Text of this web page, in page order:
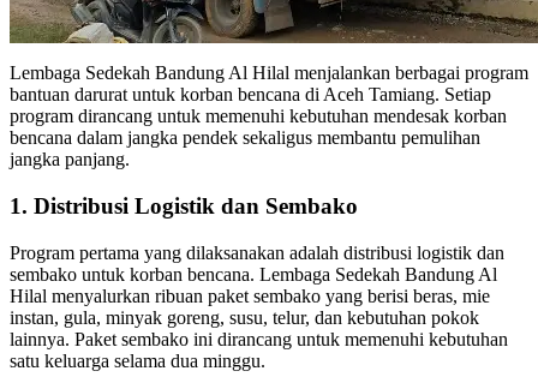
Lembaga Sedekah Bandung Al Hilal menjalankan berbagai program
bantuan darurat untuk korban bencana di Aceh Tamiang. Setiap
program dirancang untuk memenuhi kebutuhan mendesak korban
bencana dalam jangka pendek sekaligus membantu pemulihan
jangka panjang.
1. Distribusi Logistik dan Sembako
Program pertama yang dilaksanakan adalah distribusi logistik dan
sembako untuk korban bencana. Lembaga Sedekah Bandung Al
Hilal menyalurkan ribuan paket sembako yang berisi beras, mie
instan, gula, minyak goreng, susu, telur, dan kebutuhan pokok
lainnya. Paket sembako ini dirancang untuk memenuhi kebutuhan
satu keluarga selama dua minggu.